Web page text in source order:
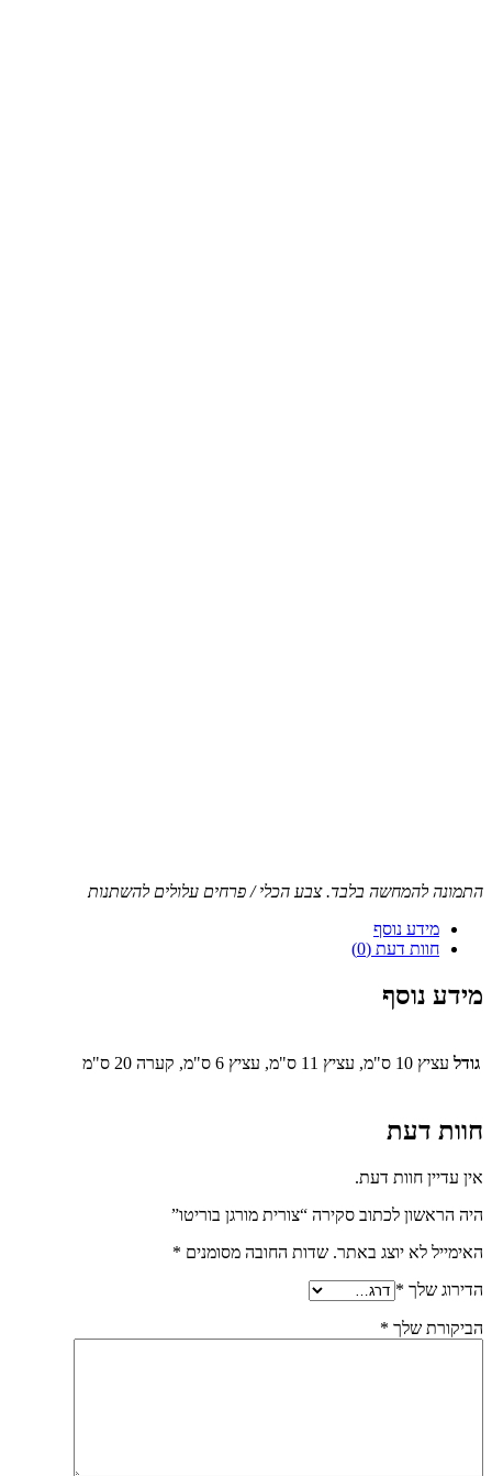
התמונה להמחשה בלבד. צבע הכלי / פרחים עלולים להשתנות
מידע נוסף
חוות דעת (0)
מידע נוסף
גודל עציץ 10 ס"מ, עציץ 11 ס"מ, עציץ 6 ס"מ, קערה 20 ס"מ
חוות דעת
אין עדיין חוות דעת.
היה הראשון לכתוב סקירה “צורית מורגן בוריטו”
האימייל לא יוצג באתר. שדות החובה מסומנים *
הדירוג שלך *
הביקורת שלך *